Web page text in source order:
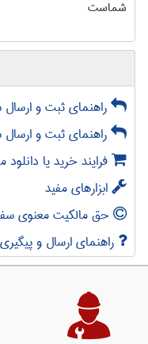
شماست
راهنمای ثبت و
راهنمای ثبت و
فرایند خرید یا
ابزارهای مفید
حق مالکیت معنوی
راهنمای ارسال و